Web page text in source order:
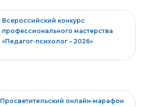
Всероссийский конкурс
профессионального мастерства
«Педагог-психолог – 2026»
Просветительский онлайн‑марафон